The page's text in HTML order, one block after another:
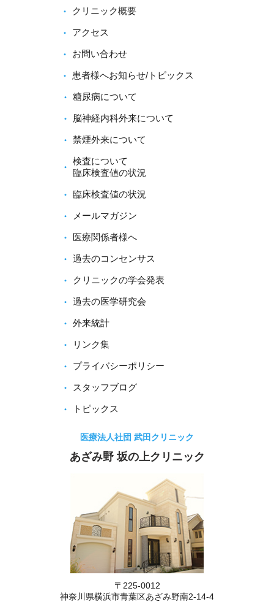
クリニック概要
アクセス
お問い合わせ
患者様へお知らせ/トピックス
糖尿病について
脳神経内科外来について
禁煙外来について
検査について
臨床検査値の状況
臨床検査値の状況
メールマガジン
医療関係者様へ
過去のコンセンサス
クリニックの学会発表
過去の医学研究会
外来統計
リンク集
プライバシーポリシー
スタッフブログ
トピックス
医療法人社団 武田クリニック
あざみ野 坂の上クリニック
〒225-0012
神奈川県横浜市青葉区あざみ野南2-14-4